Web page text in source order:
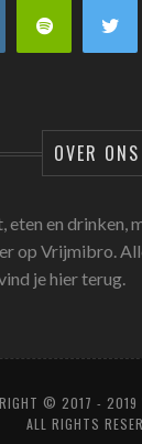
OVER ONS
eten en drinken,
op Vrijmibro.
je hier terug.
© 2017 - 2019
ALL RIGHTS